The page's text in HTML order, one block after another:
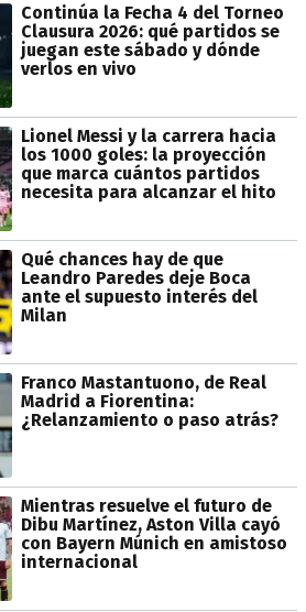
Continúa la Fecha 4 del Torneo
Clausura 2026: qué partidos se
juegan este sábado y dónde
verlos en vivo
Lionel Messi y la carrera hacia
los 1000 goles: la proyección
que marca cuántos partidos
necesita para alcanzar el hito
Qué chances hay de que
Leandro Paredes deje Boca
ante el supuesto interés del
Milan
Franco Mastantuono, de Real
Madrid a Fiorentina:
¿Relanzamiento o paso atrás?
Mientras resuelve el futuro de
Dibu Martínez, Aston Villa cayó
con Bayern Múnich en amistoso
internacional